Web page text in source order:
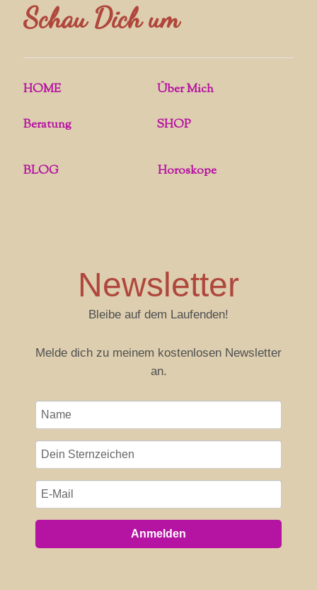
Schau Dich um
HOME Über Mich
Beratung SHOP
BLOG Horoskope
Newsletter
Bleibe auf dem Laufenden!
Melde dich zu meinem kostenlosen Newsletter
an.
Anmelden